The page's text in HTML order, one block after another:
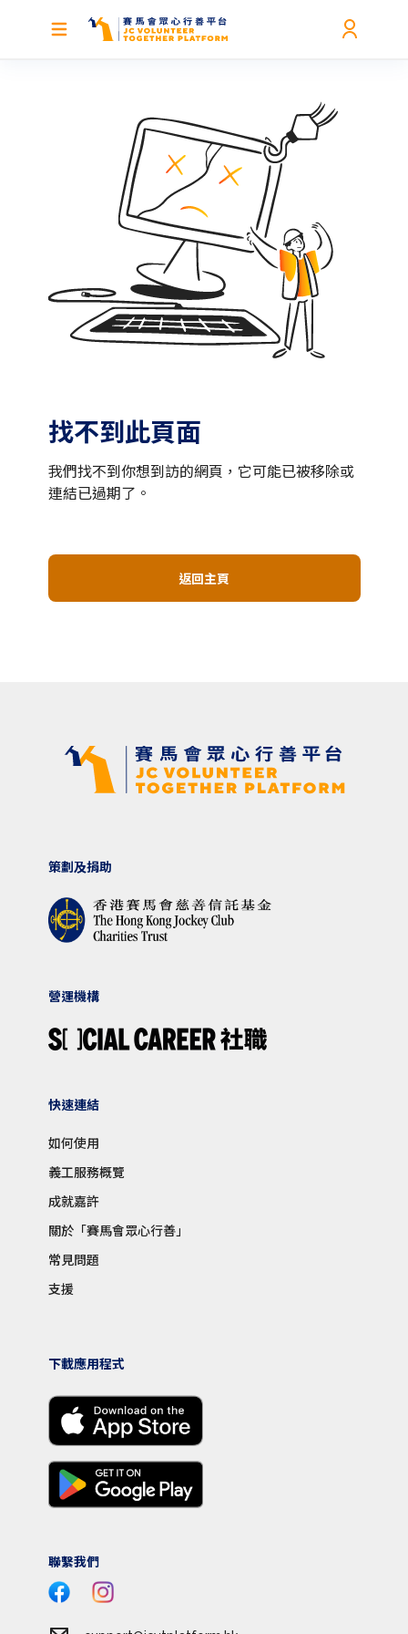
找不到此頁面
我們找不到你想到訪的網頁，它可能已被移除或
連結已過期了。
返回主頁
策劃及捐助
營運機構
快速連結
如何使用
義工服務概覽
成就嘉許
關於「賽馬會眾心行善」
常見問題
支援
下載應用程式
聯繫我們